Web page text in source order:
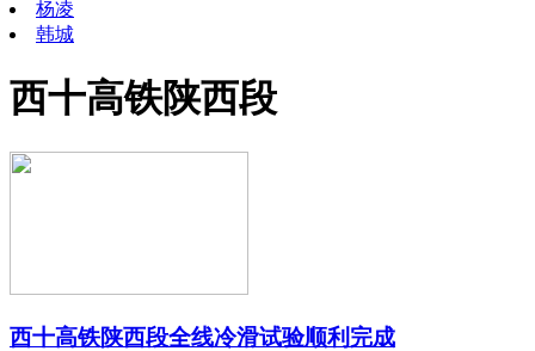
杨凌
韩城
西十高铁陕西段
西十高铁陕西段全线冷滑试验顺利完成